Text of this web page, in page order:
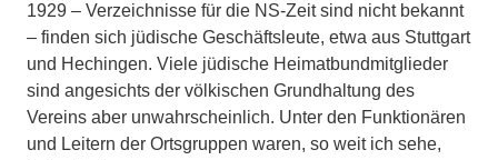
1929 – Verzeichnisse für die NS-Zeit sind nicht bekannt
– finden sich jüdische Geschäftsleute, etwa aus Stuttgart
und Hechingen. Viele jüdische Heimatbundmitglieder
sind angesichts der völkischen Grundhaltung des
Vereins aber unwahrscheinlich. Unter den Funktionären
und Leitern der Ortsgruppen waren, so weit ich sehe,